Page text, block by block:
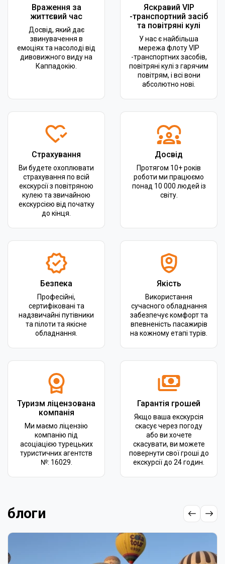
Враження за
життєвий час
Досвід, який дає
звинувачення в
емоціях та насолоді від
дивовижного виду на
Каппадокію.
Яскравий VIP
-транспортний засіб
та повітряні кулі
У нас є найбільша
мережа флоту VIP
-транспортних засобів,
повітряні кулі з гарячим
повітрям, і всі вони
абсолютно нові.
Страхування
Ви будете охоплювати
страхування по всій
екскурсії з повітряною
кулею та звичайною
екскурсією від початку
до кінця.
Досвід
Протягом 10+ років
роботи ми працюємо
понад 10 000 людей із
світу.
Безпека
Професійні,
сертифіковані та
надзвичайні путівники
та пілоти та якісне
обладнання.
Якість
Використання
сучасного обладнання
забезпечує комфорт та
впевненість пасажирів
на кожному етапі турів.
Туризм ліцензована
компанія
Ми маємо ліцензію
компанію під
асоціацією турецьких
туристичних агентств
№: 16029.
Гарантія грошей
Якщо ваша екскурсія
скасує через погоду
або ви хочете
скасувати, ви можете
повернути свої гроші до
екскурсії до 24 годин.
блоги